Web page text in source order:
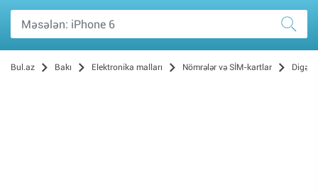
Bul.az Bakı Elektronika malları Nömrələr və SİM-kartlar Digər